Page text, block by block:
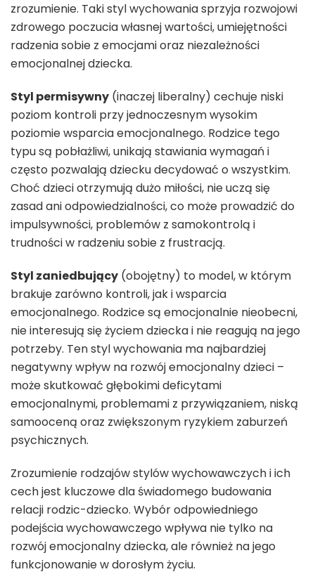
zrozumienie. Taki styl wychowania sprzyja rozwojowi
zdrowego poczucia własnej wartości, umiejętności
radzenia sobie z emocjami oraz niezależności
emocjonalnej dziecka.
Styl permisywny (inaczej liberalny) cechuje niski
poziom kontroli przy jednoczesnym wysokim
poziomie wsparcia emocjonalnego. Rodzice tego
typu są pobłażliwi, unikają stawiania wymagań i
często pozwalają dziecku decydować o wszystkim.
Choć dzieci otrzymują dużo miłości, nie uczą się
zasad ani odpowiedzialności, co może prowadzić do
impulsywności, problemów z samokontrolą i
trudności w radzeniu sobie z frustracją.
Styl zaniedbujący (obojętny) to model, w którym
brakuje zarówno kontroli, jak i wsparcia
emocjonalnego. Rodzice są emocjonalnie nieobecni,
nie interesują się życiem dziecka i nie reagują na jego
potrzeby. Ten styl wychowania ma najbardziej
negatywny wpływ na rozwój emocjonalny dzieci –
może skutkować głębokimi deficytami
emocjonalnymi, problemami z przywiązaniem, niską
samooceną oraz zwiększonym ryzykiem zaburzeń
psychicznych.
Zrozumienie rodzajów stylów wychowawczych i ich
cech jest kluczowe dla świadomego budowania
relacji rodzic-dziecko. Wybór odpowiedniego
podejścia wychowawczego wpływa nie tylko na
rozwój emocjonalny dziecka, ale również na jego
funkcjonowanie w dorosłym życiu.